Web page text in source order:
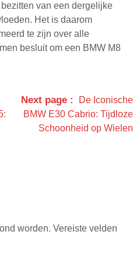
van een dergelijke
Het is daarom
te zijn over alle
besluit om een BMW M8
Next page
De Iconische
BMW E30 Cabrio: Tijdloze
Schoonheid op Wielen
worden. Vereiste velden